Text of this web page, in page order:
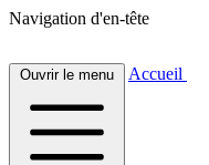
Navigation d'en-tête
Ouvrir le menu Accueil